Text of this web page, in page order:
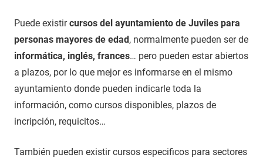
Puede existircursos del ayuntamiento de Juviles para
personas mayores de edad, normalmente pueden ser de
informática, inglés, frances… pero pueden estar abiertos
a plazos, por lo que mejor es informarse en el mismo
ayuntamiento donde pueden indicarle toda la
información, como cursos disponibles, plazos de
incripción, requicitos…
También pueden existir cursos especificos para sectores